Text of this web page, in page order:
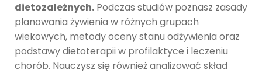
dietozależnych. Podczas studiów poznasz zasady
planowania żywienia w różnych grupach
wiekowych, metody oceny stanu odżywienia oraz
podstawy dietoterapii w profilaktyce i leczeniu
chorób. Nauczysz się również analizować skład